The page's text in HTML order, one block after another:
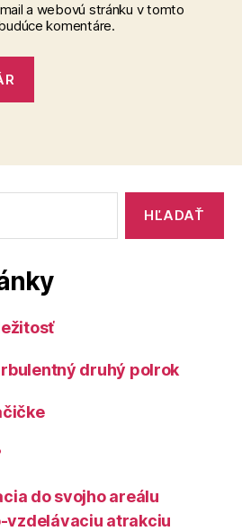
a webovú stránku v tomto
komentáre.
druhý polrok
do svojho areálu
vzdelávaciu atrakciu